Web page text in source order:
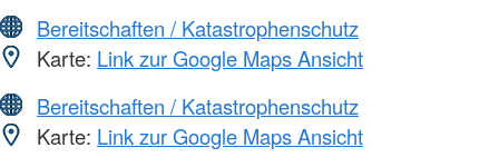
Bereitschaften / Katastrophenschutz
Karte: Link zur Google Maps Ansicht
Bereitschaften / Katastrophenschutz
Karte: Link zur Google Maps Ansicht